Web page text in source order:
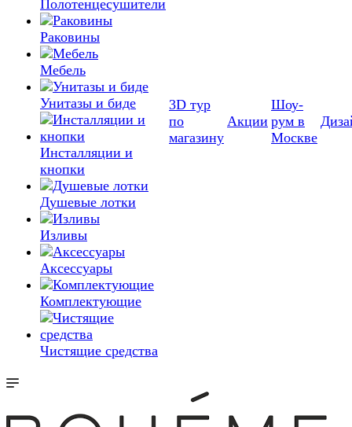
Полотенцесушители
Раковины
Мебель
Унитазы и биде
Инсталляции и
кнопки
Душевые лотки
Изливы
Аксессуары
Комплектующие
Чистящие средства
3D тур
по
магазину
Акции
Шоу-
рум в
Москве